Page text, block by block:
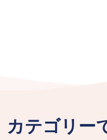
入所について New!
カテゴリー